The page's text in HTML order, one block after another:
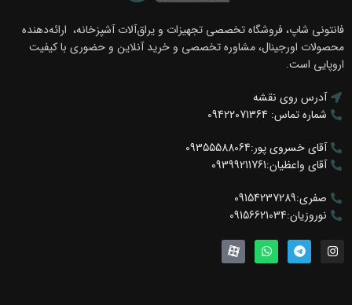
فانتونی شاپ، فروشگاه تخصصی تجهیزات و یراق‌آلات آشپزخانه، ارائه‌دهنده
محصولات اورجینال، مشاوره تخصصی و خرید آنلاین و حضوری با کیفیت
اروپایی است.
آدرس روی نقشه
شماره تماس: 09422071364
آقای خسروی پور:09355588064
آقای واعظیان:09399211761
صفری:09154237289
نوروزیان:09156621034